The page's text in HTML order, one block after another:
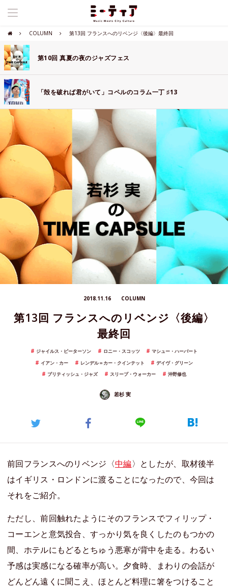
COLUMN 第13回 フランスへのリベンジ〈後編〉最終回
第10回 真夏の夜のジャズフェス
「殻を破れば君がいて」コペルのコラム一丁 ♯13
2018.11.16 COLUMN
第13回 フランスへのリベンジ〈後編〉
最終回
ジャイルス・ピーターソン ロニー・スコッツ
マシュー・ハーバート
イアン・カー
レンデル＝カー・クインテット
デイヴ・グリーン
ブリティッシュ・ジャズ
スリープ・ウォーカー 沖野修也
若杉 実
前回フランスへのリベンジ〈中編〉としたが、取材後半
はイギリス・ロンドンに渡ることになったので、今回は
それをご紹介。
ただし、前回触れたようにそのフランスでフィリップ・
コーエンと意気投合、すっかり気を良くしたのもつかの
間、ホテルにもどるとちゅう悪寒が背中を走る。わるい
予感は実感になる確率が高い。夕食時、まわりの会話が
どんどん遠くに聞こえ、ほとんど料理に箸をつけること